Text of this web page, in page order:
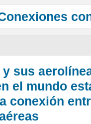
y sus
el mundo
conexión